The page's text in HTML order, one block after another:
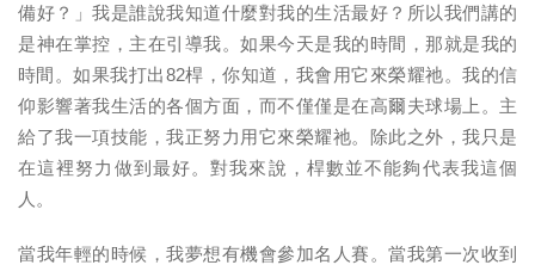
備好？」我是誰說我知道什麼對我的生活最好？所以我們講的
是神在掌控，主在引導我。如果今天是我的時間，那就是我的
時間。如果我打出82桿，你知道，我會用它來榮耀祂。我的信
仰影響著我生活的各個方面，而不僅僅是在高爾夫球場上。主
給了我一項技能，我正努力用它來榮耀祂。除此之外，我只是
在這裡努力做到最好。對我來說，桿數並不能夠代表我這個
人。
當我年輕的時候，我夢想有機會參加名人賽。當我第一次收到